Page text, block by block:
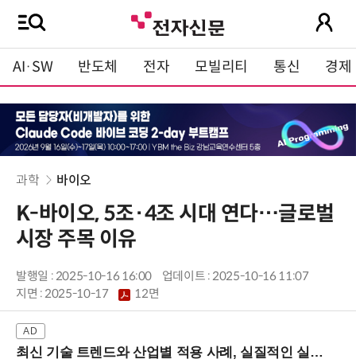
AI·SW 반도체 전자 모빌리티 통신 경제
과학 바이오
K-바이오, 5조·4조 시대 연다…글로벌
시장 주목 이유
발행일 : 2025-10-16 16:00
업데이트 : 2025-10-16 11:07
지면 :2025-10-17 12면
최신 기술 트렌드와 산업별 적용 사례, 실질적인 실행 전략을 공유 (9/18 양재역)